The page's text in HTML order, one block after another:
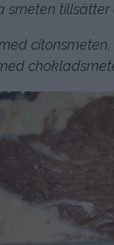
smeten tillsätter